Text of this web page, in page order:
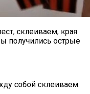
склеиваем, края
получились острые
собой склеиваем.